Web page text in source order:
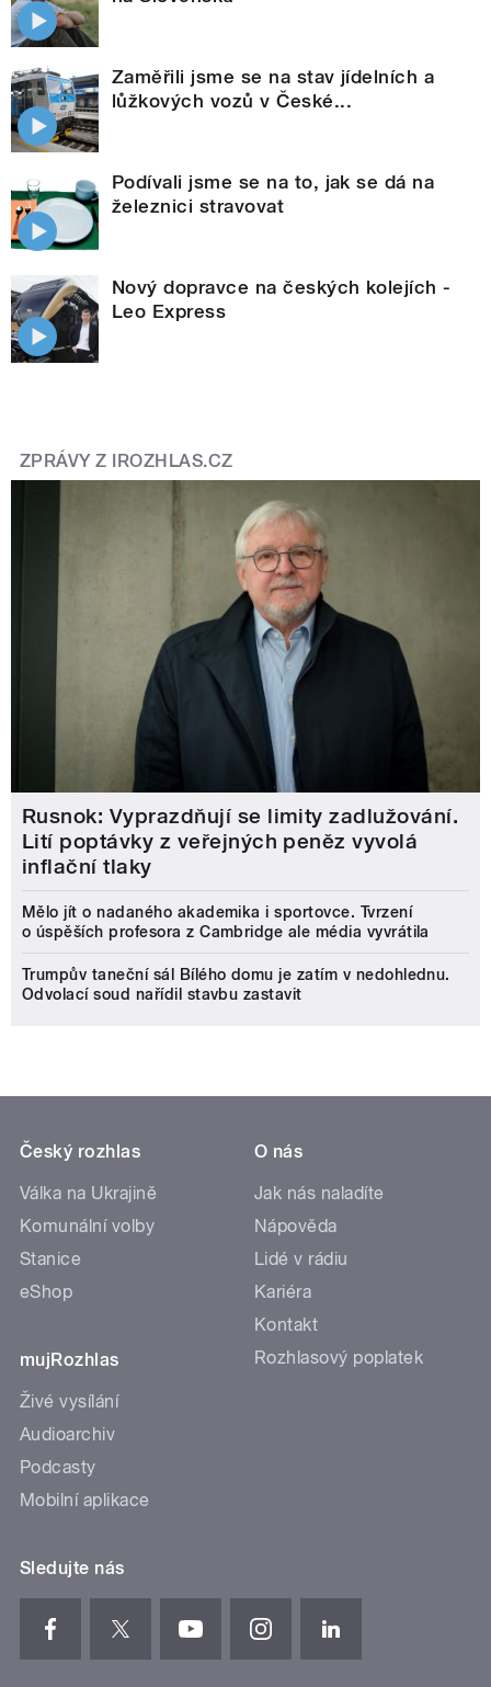
Zaměřili jsme se na stav jídelních a
lůžkových vozů v České...
Podívali jsme se na to, jak se dá na
železnici stravovat
Nový dopravce na českých kolejích -
Leo Express
ZPRÁVY Z IROZHLAS.CZ
Rusnok: Vyprazdňují se limity zadlužování.
Lití poptávky z veřejných peněz vyvolá
inflační tlaky
Mělo jít o nadaného akademika i sportovce. Tvrzení
o úspěších profesora z Cambridge ale média vyvrátila
Trumpův taneční sál Bílého domu je zatím v nedohlednu.
Odvolací soud nařídil stavbu zastavit
Český rozhlas
Válka na Ukrajině
Komunální volby
Stanice
eShop
mujRozhlas
Živé vysílání
Audioarchiv
Podcasty
Mobilní aplikace
O nás
Jak nás naladíte
Nápověda
Lidé v rádiu
Kariéra
Kontakt
Rozhlasový poplatek
Sledujte nás